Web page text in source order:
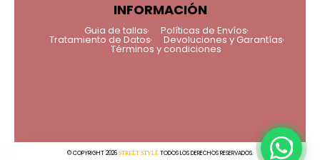
INFORMACIÓN
Guia de tallas Políticas de Envíos
Tratamiento de Datos Devoluciones y Garantías
Términos y condiciones
© COPYRIGHT 2026 STREET STYLETODOS LOS DERECHOS RESERVADOS.